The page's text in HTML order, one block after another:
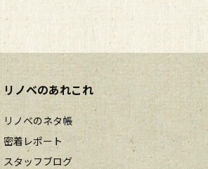
リノベのあれこれ
リノベのネタ帳
密着レポート
スタッフブログ